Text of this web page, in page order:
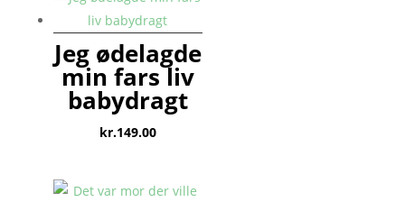
Jeg ødelagde
min fars liv
babydragt
kr.149.00